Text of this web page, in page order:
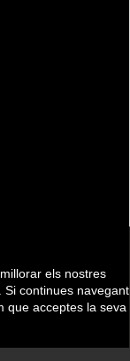
els nostres
Si continues navegant
que acceptes la seva